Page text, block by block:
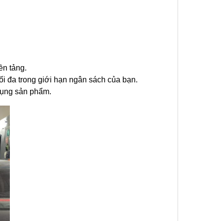
tảng.
đa trong giới hạn ngân sách của bạn.
sản phẩm.